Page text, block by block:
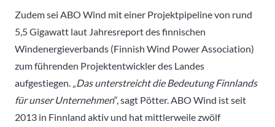
Zudem sei ABO Wind mit einer Projektpipeline von rund
5,5 Gigawatt laut Jahresreport des finnischen
Windenergieverbands (Finnish Wind Power Association)
zum führenden Projektentwickler des Landes
aufgestiegen. „Das unterstreicht die Bedeutung Finnlands
für unser Unternehmen“, sagt Pötter. ABO Wind ist seit
2013 in Finnland aktiv und hat mittlerweile zwölf